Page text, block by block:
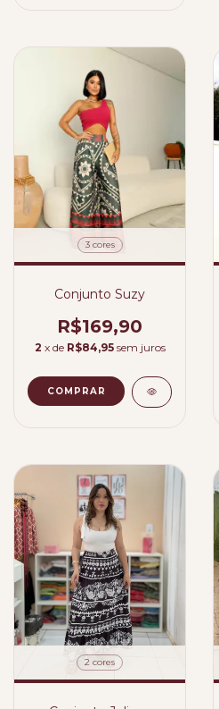
3 cores
Conjunto Suzy
R$169,90
2 x de R$84,95 sem juros
COMPRAR
2 cores